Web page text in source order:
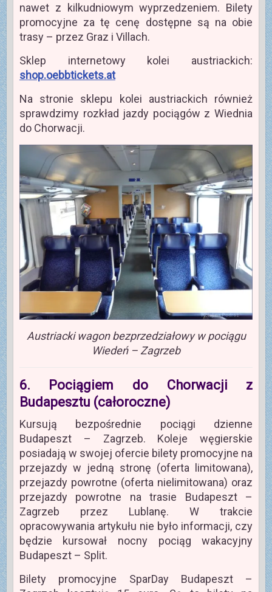
nawet z kilkudniowym wyprzedzeniem. Bilety
promocyjne za tę cenę dostępne są na obie
trasy – przez Graz i Villach.
Sklep internetowy kolei austriackich:
shop.oebbtickets.at
Na stronie sklepu kolei austriackich również
sprawdzimy rozkład jazdy pociągów z Wiednia
do Chorwacji.
Austriacki wagon bezprzedziałowy w pociągu
Wiedeń – Zagrzeb
6. Pociągiem do Chorwacji z
Budapesztu (całoroczne)
Kursują bezpośrednie pociągi dzienne
Budapeszt – Zagrzeb. Koleje węgierskie
posiadają w swojej ofercie bilety promocyjne na
przejazdy w jedną stronę (oferta limitowana),
przejazdy powrotne (oferta nielimitowana) oraz
przejazdy powrotne na trasie Budapeszt –
Zagrzeb przez Lublanę. W trakcie
opracowywania artykułu nie było informacji, czy
będzie kursował nocny pociąg wakacyjny
Budapeszt – Split.
Bilety promocyjne SparDay Budapeszt –